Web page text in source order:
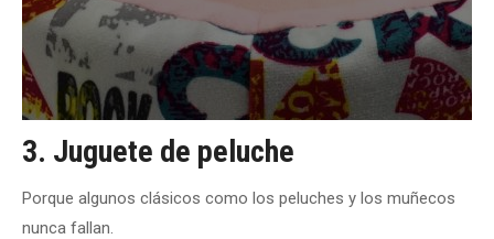
3. Juguete de peluche
Porque algunos clásicos como los peluches y los muñecos
nunca fallan.